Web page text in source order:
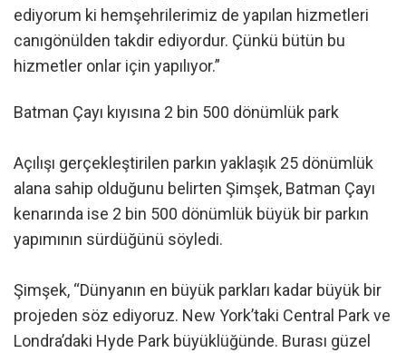
ediyorum ki hemşehrilerimiz de yapılan hizmetleri
canıgönülden takdir ediyordur. Çünkü bütün bu
hizmetler onlar için yapılıyor.”
Batman Çayı kıyısına 2 bin 500 dönümlük park
Açılışı gerçekleştirilen parkın yaklaşık 25 dönümlük
alana sahip olduğunu belirten Şimşek, Batman Çayı
kenarında ise 2 bin 500 dönümlük büyük bir parkın
yapımının sürdüğünü söyledi.
Şimşek, “Dünyanın en büyük parkları kadar büyük bir
projeden söz ediyoruz. New York’taki Central Park ve
Londra’daki Hyde Park büyüklüğünde. Burası güzel